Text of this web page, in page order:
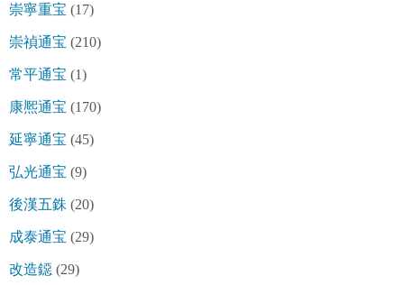
崇寧重宝 (17)
崇禎通宝 (210)
常平通宝 (1)
康熈通宝 (170)
延寧通宝 (45)
弘光通宝 (9)
後漢五銖 (20)
成泰通宝 (29)
改造鐚 (29)